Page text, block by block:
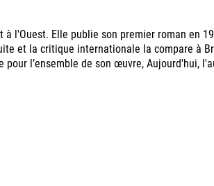
l'Ouest. Elle publie son premier roman en
et la critique internationale la compare à
l’ensemble de son œuvre, Aujourd'hui,